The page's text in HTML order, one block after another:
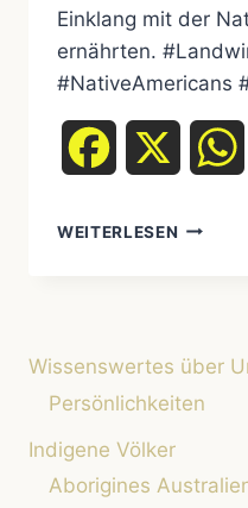
Einklang mit der
ernährten.
#NativeAmericans
Facebook
WEITERLESEN DIE
UND
Wissenswertes über
Persönlichkeiten
Indigene Völker
Aborigines